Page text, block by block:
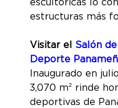
escultóricas lo
estructuras más
Visitar el Salón
Deporte
Inaugurado en
3,070 m² rinde
deportivas de